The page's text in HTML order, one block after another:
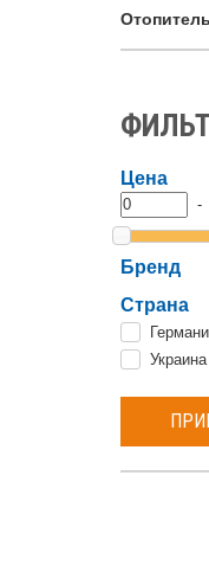
Цена
-
Бренд
Страна
Украина